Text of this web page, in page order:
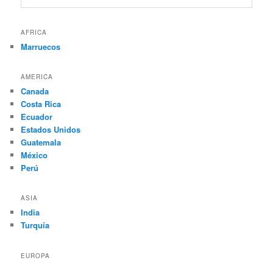
AFRICA
Marruecos
AMERICA
Canada
Costa Rica
Ecuador
Estados Unidos
Guatemala
México
Perú
ASIA
India
Turquía
EUROPA